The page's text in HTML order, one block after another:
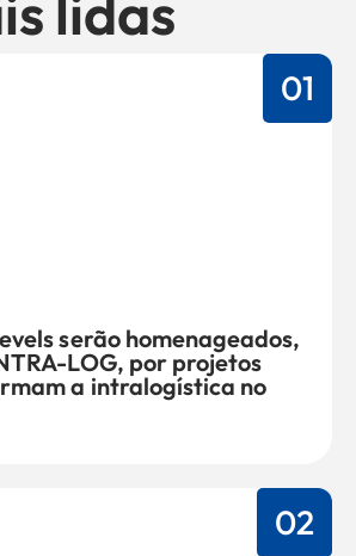
01
serão homenageados,
LOG, por projetos
a intralogística no
02